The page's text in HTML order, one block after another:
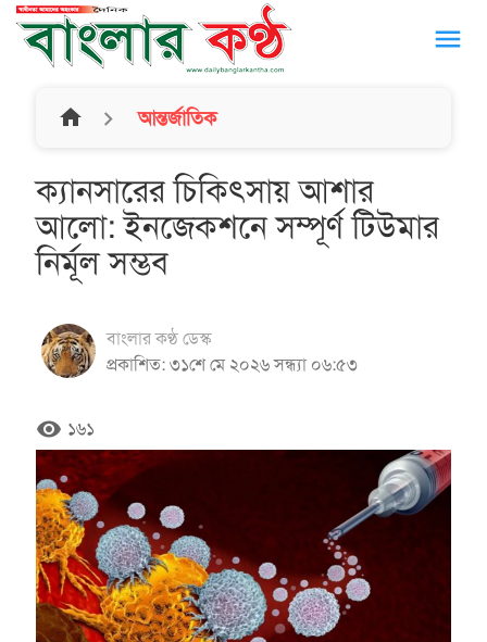
menu
home আন্তর্জাতিক
ক্যানসারের চিকিৎসায় আশার
আলো: ইনজেকশনে সম্পূর্ণ টিউমার
নির্মূল সম্ভব
বাংলার কণ্ঠ ডেস্ক
প্রকাশিত: ৩১শে মে ২০২৬ সন্ধ্যা ০৬:৫৩
remove_red_eye ১৬১